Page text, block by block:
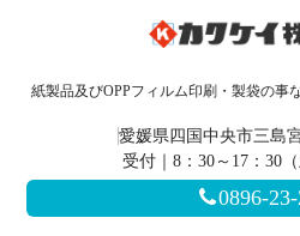
紙製品及びOPPフィルム印刷・製袋の事
愛媛県四国中央市三島
受付｜8：30～17：30
0896-